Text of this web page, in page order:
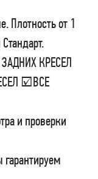
Плотность от 1
КРЕСЕЛ
☑ВСЕ
и проверки